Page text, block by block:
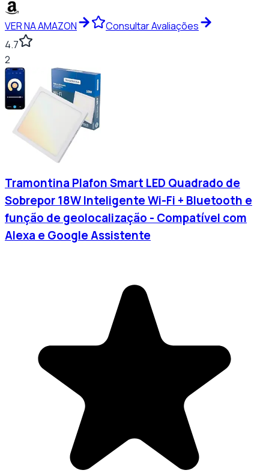
VER NA AMAZON
Consultar Avaliações
4.7
2
Tramontina Plafon Smart​ LED Quadrado de
Sobrepor 18W Inteligente Wi-Fi + Bluetooth​ e
função de geolocalização - Compatível com
Alexa e Google Assistente